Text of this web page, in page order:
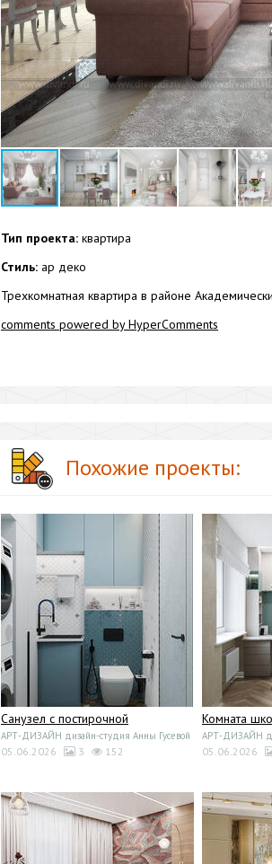
Тип проекта: квартира
Стиль: ар деко
Трехкомнатная квартира в районе
comments powered by HyperComments
Похожие проекты:
Санузел с постирочной
АРТ-ДИЗАЙН дизайн-студия Анны Гусевой
05.06.2026 3 152
Комната
АРТ-ДИЗАЙН
05.06.2026